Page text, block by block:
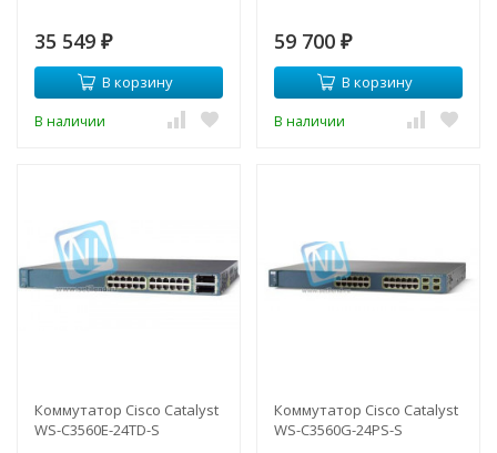
35 549 ₽
В корзину
В наличии
59 700 ₽
В корзину
В наличии
Коммутатор Cisco Catalyst
WS-C3560E-24TD-S
Коммутатор Cisco Catalyst
WS-C3560G-24PS-S